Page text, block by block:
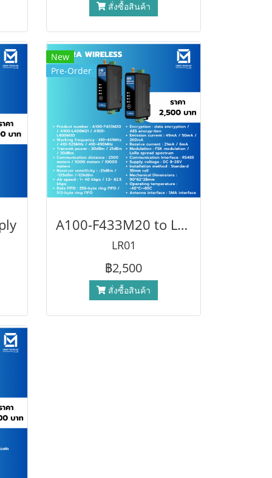
สั่งซื้อสินค้า
New
Pre-Order
A100-F433M20 to LoRa Data Transceiver จัดส่งข้อมูลระยะไกล ไร้สาย
LR01
฿2,500
สั่งซื้อสินค้า